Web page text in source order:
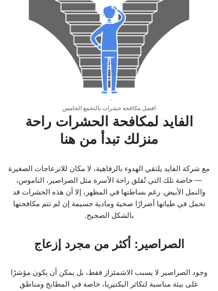
افضل مكافحة حشرات بالتجمع الخامس
الفايد لمكافحة الحشرات راحة
منزلك تبدأ من هنا
مع شركة الفايد يلتقي الهدوء بالرفاهية، لا مكان للانزعاجات الصغيرة
— خاصة تلك التي تُقلق راحة الأسرة مثل الصراصير، الناموس،
والنمل الأبيض. رغم بساطتها في المظهر، إلا أن هذه الحشرات قد
تحمل في طياتها أضرارًا صحية ومادية جسيمة إن لم تتم مكافحتها
بالشكل الصحيح.
الصراصير: أكثر من مجرد إزعاج
وجود الصراصير لا يسبب الاشمئزاز فقط، بل يمكن أن يكون مؤشرًا
على بيئة مناسبة لتكاثر البكتيريا، خاصة في المطابخ ومناطق